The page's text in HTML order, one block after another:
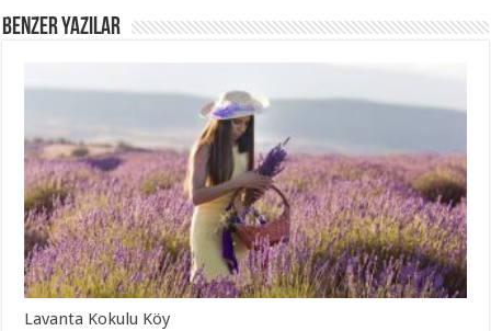
Benzer Yazılar
Lavanta Kokulu Köy